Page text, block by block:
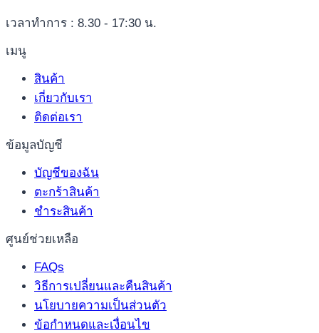
เวลาทำการ : 8.30 - 17:30 น.
เมนู
สินค้า
เกี่ยวกับเรา
ติดต่อเรา
ข้อมูลบัญชี
บัญชีของฉัน
ตะกร้าสินค้า
ชำระสินค้า
ศูนย์ช่วยเหลือ
FAQs
วิธีการเปลี่ยนและคืนสินค้า
นโยบายความเป็นส่วนตัว
ข้อกำหนดและเงื่อนไข